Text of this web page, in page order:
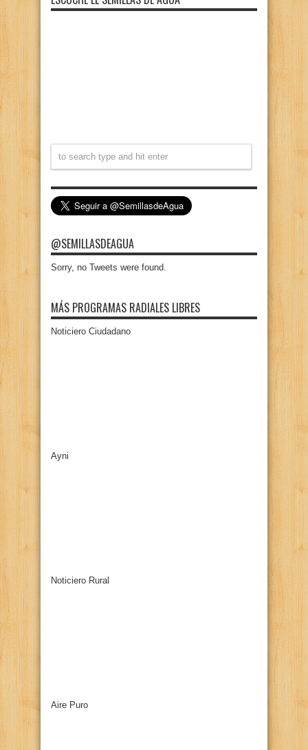
@SEMILLASDEAGUA
Sorry, no Tweets were found.
MÁS PROGRAMAS RADIALES LIBRES
Noticiero Ciudadano
Ayni
Noticiero Rural
Aire Puro